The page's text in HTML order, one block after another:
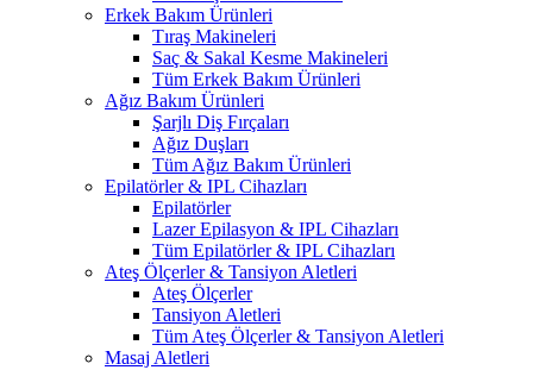
Erkek Bakım Ürünleri
Tıraş Makineleri
Saç & Sakal Kesme Makineleri
Tüm Erkek Bakım Ürünleri
Ağız Bakım Ürünleri
Şarjlı Diş Fırçaları
Ağız Duşları
Tüm Ağız Bakım Ürünleri
Epilatörler & IPL Cihazları
Epilatörler
Lazer Epilasyon & IPL Cihazları
Tüm Epilatörler & IPL Cihazları
Ateş Ölçerler & Tansiyon Aletleri
Ateş Ölçerler
Tansiyon Aletleri
Tüm Ateş Ölçerler & Tansiyon Aletleri
Masaj Aletleri